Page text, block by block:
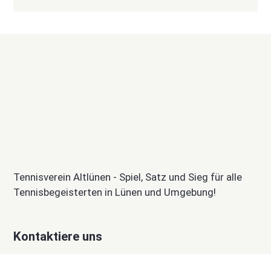
Tennisverein Altlünen - Spiel, Satz und Sieg für alle
Tennisbegeisterten in Lünen und Umgebung!
Kontaktiere uns